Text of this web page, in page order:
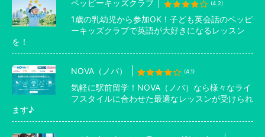
ペッピーキッズクラブ (4.2)
1歳の乳幼児から参加OK！子ども英会話のペッピ
ーキッズクラブで英語が大好きになるレッスン
を！
NOVA（ノバ） (4.1)
気軽に駅前留学！NOVA（ノバ）なら様々なライ
フスタイルに合わせた最適なレッスンが受けられ
ます♪